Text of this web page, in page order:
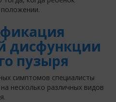
дисфункции
пузыря
симптомов специалисты
несколько различных видов